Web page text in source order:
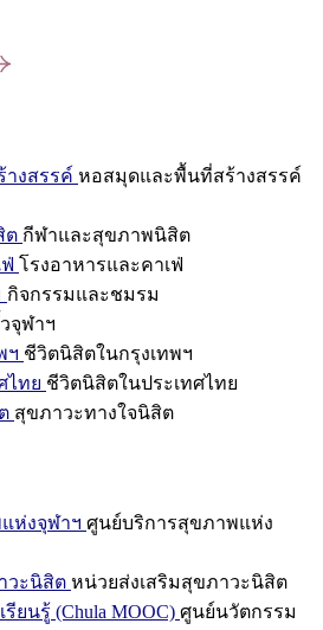
งสรรค์ หอสมุดและพื้นที่สร้างสรรค์
ต กีฬาและสุขภาพนิสิต
โรงอาหารและคาเฟ่
กิจกรรมและชมรม
จุฬาฯ
ฯ ชีวิตนิสิตในกรุงเทพฯ
ไทย ชีวิตนิสิตในประเทศไทย
สุขภาวะทางใจนิสิต
ห่งจุฬาฯ ศูนย์บริการสุขภาพแห่ง
วะนิสิต หน่วยส่งเสริมสุขภาวะนิสิต
ยนรู้ (Chula MOOC) ศูนย์นวัตกรรม